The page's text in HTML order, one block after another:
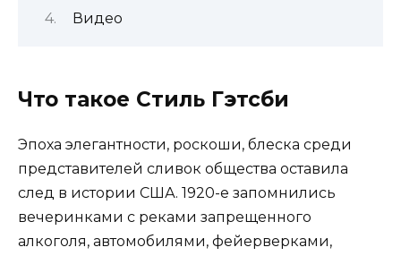
Видео
Что такое Стиль Гэтсби
Эпоха элегантности, роскоши, блеска среди
представителей сливок общества оставила
след в истории США. 1920-е запомнились
вечеринками с реками запрещенного
алкоголя, автомобилями, фейерверками,